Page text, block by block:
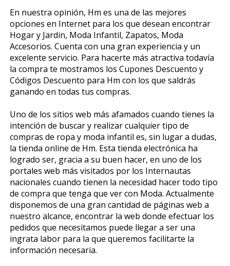
En nuestra opinión, Hm es una de las mejores
opciones en Internet para los que desean encontrar
Hogar y Jardin, Moda Infantil, Zapatos, Moda
Accesorios. Cuenta con una gran experiencia y un
excelente servicio. Para hacerte más atractiva todavía
la compra te mostramos los Cupones Descuento y
Códigos Descuento para Hm con los que saldrás
ganando en todas tus compras.
Uno de los sitios web más afamados cuando tienes la
intención de buscar y realizar cualquier tipo de
compras de ropa y moda infantil es, sin lugar a dudas,
la tienda online de Hm. Esta tienda electrónica ha
logrado ser, gracia a su buen hacer, en uno de los
portales web más visitados por los Internautas
nacionales cuando tienen la necesidad hacer todo tipo
de compra que tenga que ver con Moda. Actualmente
disponemos de una gran cantidad de páginas web a
nuestro alcance, encontrar la web donde efectuar los
pedidos que necesitamos puede llegar a ser una
ingrata labor para la que queremos facilitarte la
información necesaria.